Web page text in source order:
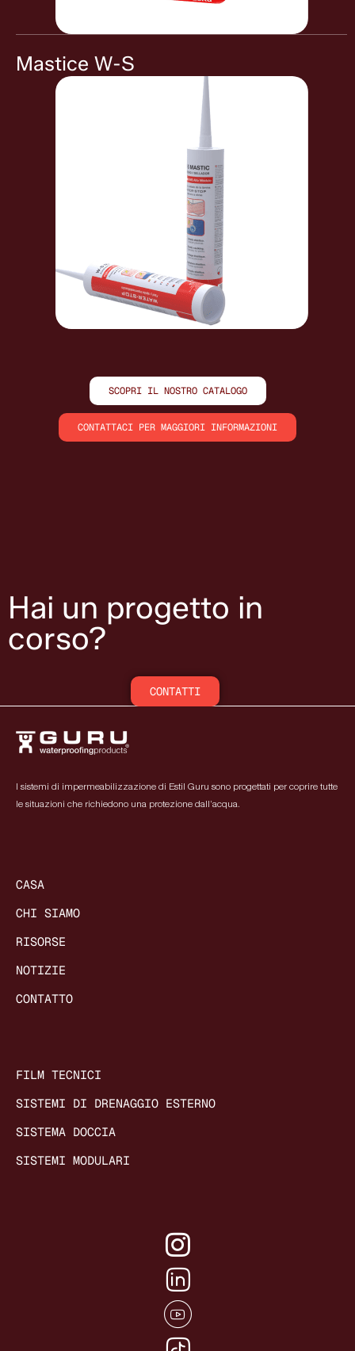
Mastice W-S
SCOPRI IL NOSTRO CATALOGO
CONTATTACI PER MAGGIORI INFORMAZIONI
Hai un progetto in
corso?
CONTATTI
I sistemi di impermeabilizzazione di Estil Guru sono progettati per coprire tutte
le situazioni che richiedono una protezione dall’acqua.
CASA
CHI SIAMO
RISORSE
NOTIZIE
CONTATTO
FILM TECNICI
SISTEMI DI DRENAGGIO ESTERNO
SISTEMA DOCCIA
SISTEMI MODULARI